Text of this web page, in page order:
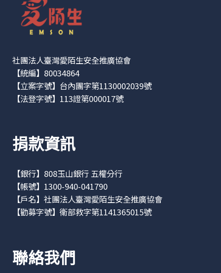
社團法人臺灣愛陌生安全推廣協會
【統編】80034864
【立案字號】台內團字第1130002039號
【法登字號】113證第000017號
捐款資訊
【銀行】808玉山銀行 五權分行
【帳號】1300-940-041790
【戶名】社團法人臺灣愛陌生安全推廣協會
【勸募字號】衛部救字第1141365015號
聯絡我們